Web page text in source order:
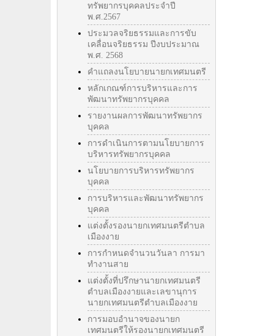
ทรัพยากรบุคคลประจำปี
พ.ศ.2567
ประมวลจริยธรรมและการขับ
เคลื่อนจริยธรรม ปีงบประมาณ
พ.ศ. 2568
คำแถลงนโยบายนายกเทศมนตรี
หลักเกณฑ์การบริหารและการ
พัฒนาทรัพยากรบุคคล
รายงานผลการพัฒนาทรัพยากร
บุคคล
การดำเนินการตามนโยบายการ
บริหารทรัพยากรบุคคล
นโยบายการบริหารทรัพยากร
บุคคล
การบริหารและพัฒนาทรัพยากร
บุคคล
แต่งตั้งรองนายกเทศมนตรีตำบล
เมืองงาย
การกำหนดจำนวนวันลา การมา
ทำงานสาย
แต่งตั้งที่ปรึกษานายกเทศมนตรี
ตำบลเมืองงายและเลขานุการ
นายกเทศมนตรีตำบลเมืองงาย
การมอบอำนาจของนายก
เทศมนตรีให้รองนายกเทศมนตรี